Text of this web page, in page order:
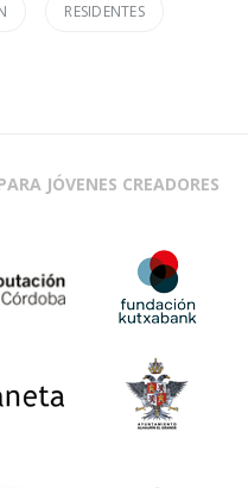
RESIDENTES
JÓVENES CREADORES